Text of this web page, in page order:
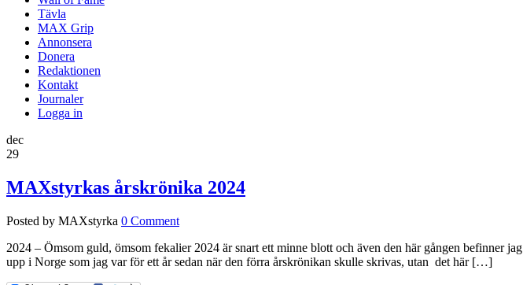
Tävla
MAX Grip
Annonsera
Donera
Redaktionen
Kontakt
Journaler
Logga in
dec
29
MAXstyrkas årskrönika 2024
Posted by MAXstyrka 0 Comment
2024 – Ömsom guld, ömsom fekalier 2024 är snart ett minne blott och även den här gången
upp i Norge som jag var för ett år sedan när den förra årskrönikan skulle skrivas, utan det här […]